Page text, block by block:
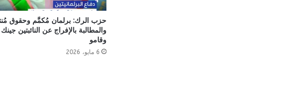
حزب الرك: برلمان مُكمَّم وحقوق
والمطالبة بالإفراج عن النائبتين جينك
وقامو
6 مايو، 2026